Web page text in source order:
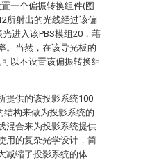
一个偏振转换组件(图
所射出的光线经过该偏
进入该PBS模组20，藉
。当然，在该导光板的
以不设置该偏振转换组
提供的该投影系统100
结构来做为投影系统的
混合来为投影系统提供
用的复杂光学设计，简
减缩了投影系统的体